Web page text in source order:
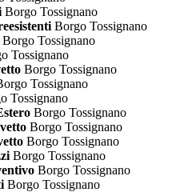
Borgo Tossignano
Borgo Tossignano
Borgo Tossignano
Tossignano
Borgo Tossignano
Tossignano
Tossignano
Borgo Tossignano
Borgo Tossignano
Borgo Tossignano
Borgo Tossignano
Borgo Tossignano
Borgo Tossignano